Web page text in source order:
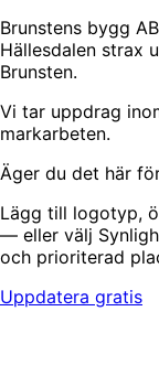
Brunstens bygg
Hällesdalen strax
Brunsten.
Vi tar uppdrag
markarbeten.
Äger du det här
Lägg till logotyp,
— eller välj
och prioriterad
Uppdatera gratis